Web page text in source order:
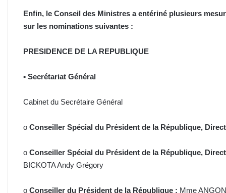
Enfin, le Conseil des Ministres a entériné plusieurs
sur les nominations suivantes :
PRESIDENCE DE LA REPUBLIQUE
▪ Secrétariat Général
Cabinet du Secrétaire Général
o Conseiller Spécial du Président de la République,
o Conseiller Spécial du Président de la République,
BICKOTA Andy Grégory
o Conseiller du Président de la République : Mme